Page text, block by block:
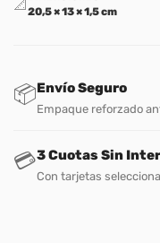
📐 20,5 × 13 × 1,5 cm
📦Envío Seguro
Empaque reforzado
💳3 Cuotas Sin
Con tarjetas